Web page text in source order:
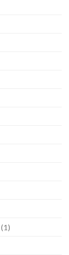
(1)